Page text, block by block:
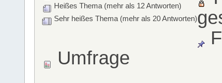
Heißes Thema (mehr als 12 Antworten)
Sehr heißes Thema (mehr als 20 Antworten)
Umfrage